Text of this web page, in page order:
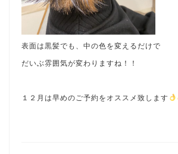
表面は黒髪でも、中の色を変えるだけで
だいぶ雰囲気が変わりますね！！
１２月は早めのご予約をオススメ致します